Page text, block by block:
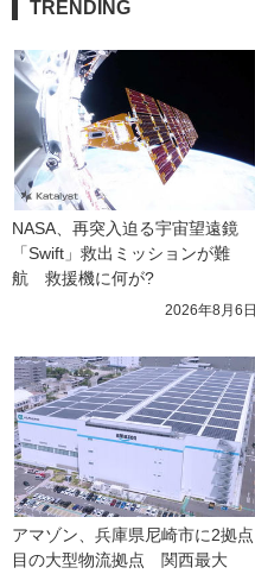
TRENDING
NASA、再突入迫る宇宙望遠鏡
「Swift」救出ミッションが難
航　救援機に何が?
2026年8月6日
アマゾン、兵庫県尼崎市に2拠点
目の大型物流拠点　関西最大